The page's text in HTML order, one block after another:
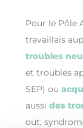
Pour le Pôle
travaillais
troubles
et troubles
SEP) ou
aussi des
out,